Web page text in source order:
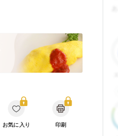
お気に入り 印刷